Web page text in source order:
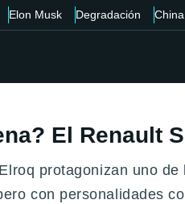
Elon Musk Degradación
El Renault
protagonizan uno
con personalidades